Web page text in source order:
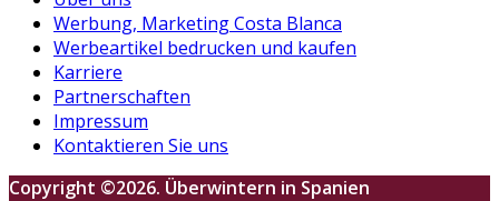
Werbung, Marketing Costa Blanca
Werbeartikel bedrucken und kaufen
Karriere
Partnerschaften
Impressum
Kontaktieren Sie uns
Copyright ©2026. Überwintern in Spanien